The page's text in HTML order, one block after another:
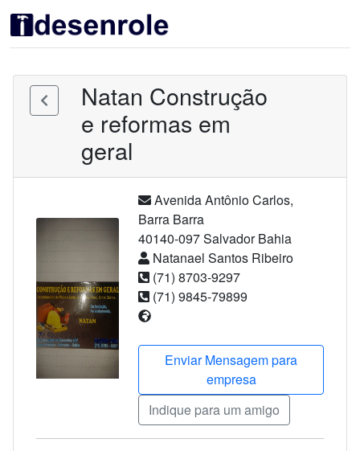
Natan Construção
e reformas em
geral
Avenida Antônio Carlos,
Barra Barra
40140-097Salvador Bahia
Natanael Santos Ribeiro
(71) 8703-9297
(71) 9845-79899
Enviar Mensagem para
empresa
Indique para um amigo